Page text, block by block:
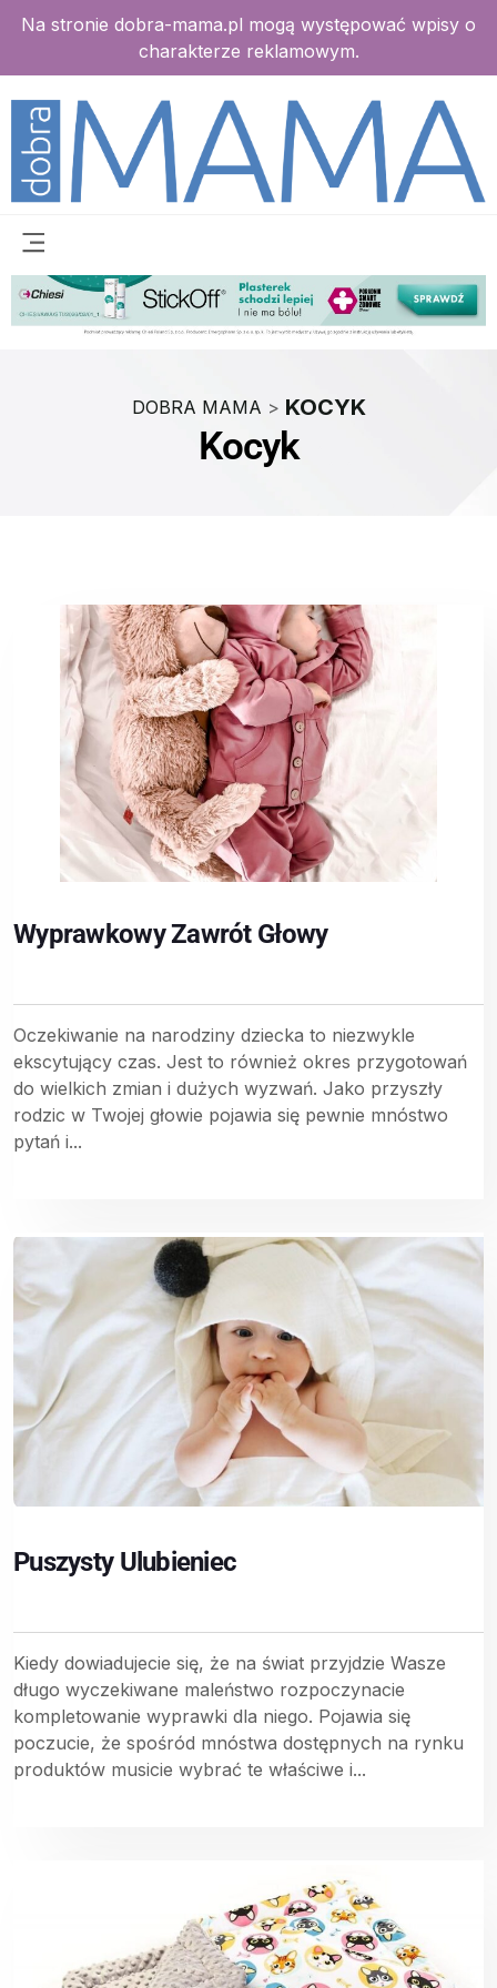
Na stronie dobra-mama.pl mogą występować wpisy o
charakterze reklamowym.
DOBRA MAMA > KOCYK
Kocyk
Wyprawkowy Zawrót Głowy
Oczekiwanie na narodziny dziecka to niezwykle
ekscytujący czas. Jest to również okres przygotowań
do wielkich zmian i dużych wyzwań. Jako przyszły
rodzic w Twojej głowie pojawia się pewnie mnóstwo
pytań i...
Puszysty Ulubieniec
Kiedy dowiadujecie się, że na świat przyjdzie Wasze
długo wyczekiwane maleństwo rozpoczynacie
kompletowanie wyprawki dla niego. Pojawia się
poczucie, że spośród mnóstwa dostępnych na rynku
produktów musicie wybrać te właściwe i...